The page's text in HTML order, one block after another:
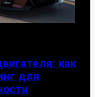
как
для